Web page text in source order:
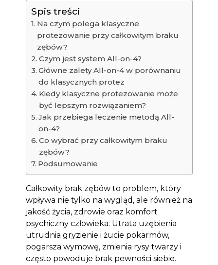
Spis treści
Na czym polega klasyczne
protezowanie przy całkowitym braku
zębów?
Czym jest system All-on-4?
Główne zalety All-on-4 w porównaniu
do klasycznych protez
Kiedy klasyczne protezowanie może
być lepszym rozwiązaniem?
Jak przebiega leczenie metodą All-
on-4?
Co wybrać przy całkowitym braku
zębów?
Podsumowanie
Całkowity brak zębów to problem, który
wpływa nie tylko na wygląd, ale również na
jakość życia, zdrowie oraz komfort
psychiczny człowieka. Utrata uzębienia
utrudnia gryzienie i żucie pokarmów,
pogarsza wymowę, zmienia rysy twarzy i
często powoduje brak pewności siebie.